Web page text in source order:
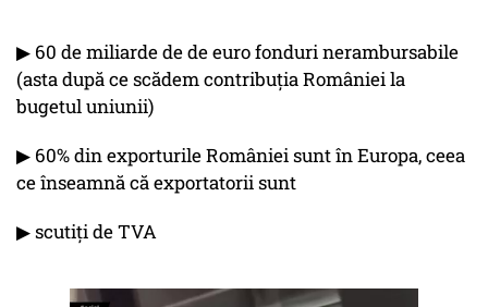
▶︎ 60 de miliarde de de euro fonduri nerambursabile
(asta după ce scădem contribuția României la
bugetul uniunii)
▶︎ 60% din exporturile României sunt în Europa, ceea
ce înseamnă că exportatorii sunt
▶︎ scutiți de TVA